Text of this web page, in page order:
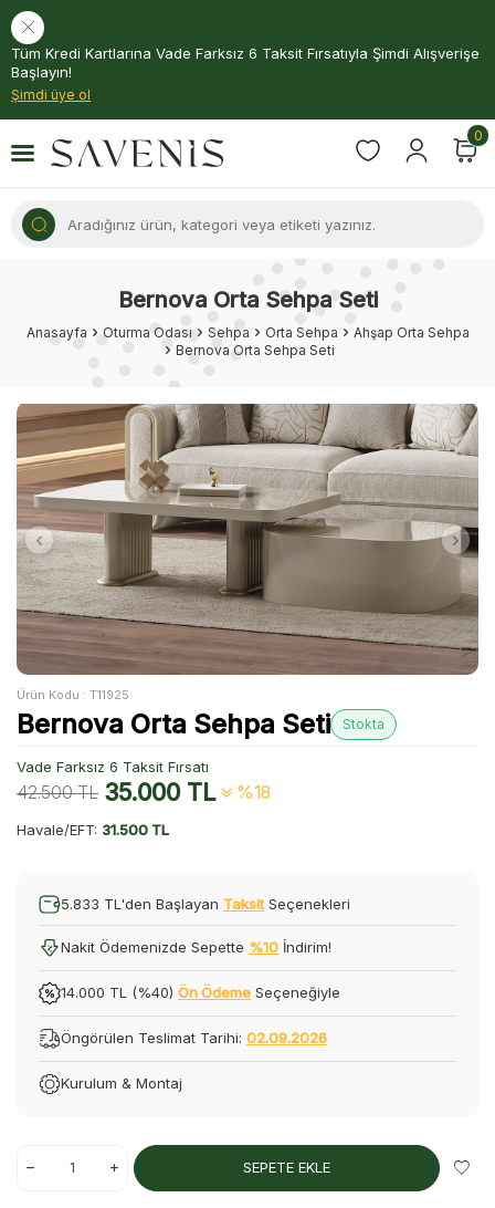
Tüm Kredi Kartlarına Vade Farksız 6 Taksit Fırsatıyla Şimdi Alışverişe
Başlayın!
Şimdi üye ol
0
Bernova Orta Sehpa Seti
Anasayfa Oturma Odası Sehpa Orta Sehpa
Ahşap Orta Sehpa
Bernova Orta Sehpa Seti
Ürün Kodu : T11925
Bernova Orta Sehpa Seti Stokta
Vade Farksız 6 Taksit Fırsatı
42.500TL 35.000TL %18
Havale/EFT: 31.500 TL
5.833 TL'den Başlayan Taksit Seçenekleri
Nakit Ödemenizde Sepette %10 İndirim!
14.000 TL (%40) Ön Ödeme Seçeneğiyle
Öngörülen Teslimat Tarihi: 02.09.2026
Kurulum & Montaj
SEPETE EKLE